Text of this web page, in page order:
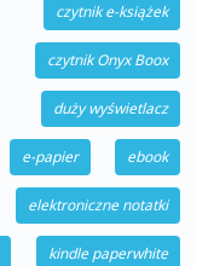
czytnik e-książek
czytnik Onyx Boox
duży wyświetlacz
e-papier ebook
elektroniczne notatki
kindle paperwhite